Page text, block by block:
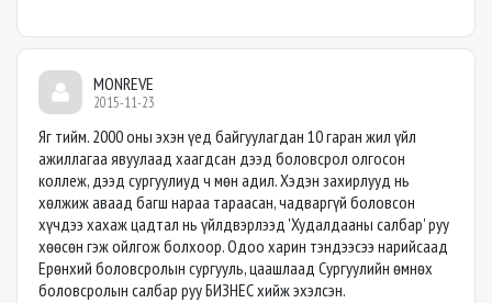
MONREVE
2015-11-23
Яг тийм. 2000 оны эхэн үед байгуулагдан 10 гаран жил үйл
ажиллагаа явуулаад хаагдсан дээд боловсрол олгосон
коллеж, дээд сургуулиуд ч мөн адил. Хэдэн захирлууд нь
хөлжиж аваад багш нараа тараасан, чадваргүй боловсон
хүчдээ хахаж цадтал нь үйлдвэрлээд 'Худалдааны салбар' руу
хөөсөн гэж ойлгож болхоор. Одоо харин тэндээсээ нарийсаад
Ерөнхий боловсролын сургууль, цаашлаад Сургуулийн өмнөх
боловсролын салбар руу БИЗНЕС хийж эхэлсэн.